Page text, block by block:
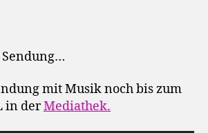
mit Musik noch bis zum
in derMediathek.